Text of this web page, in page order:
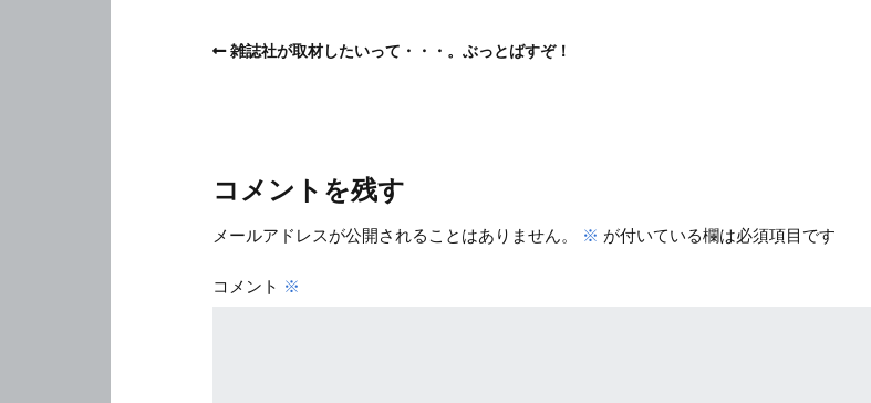
雑誌社が取材したいって・・・。ぶっとばすぞ！
コメントを残す
メールアドレスが公開されることはありません。 ※ が付いている欄は必須項目です
コメント ※